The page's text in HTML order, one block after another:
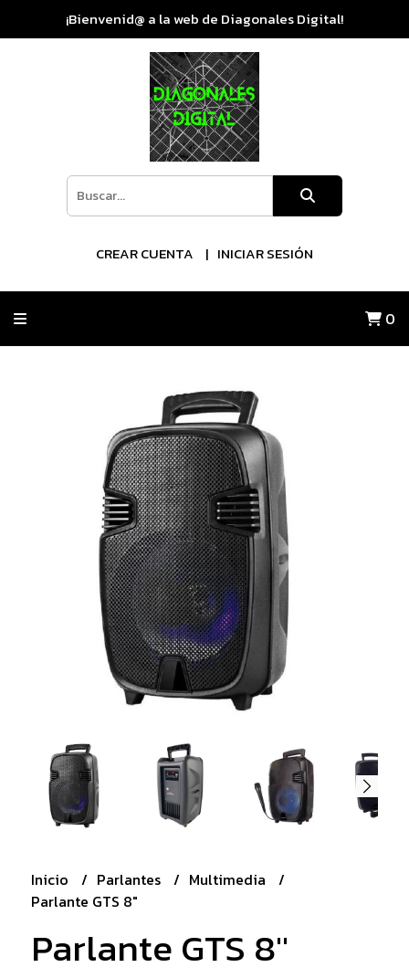
¡Bienvenid@ a la web de Diagonales Digital!
CREAR CUENTA INICIAR SESIÓN
0
Inicio Parlantes
Multimedia
Parlante GTS 8"
Parlante GTS 8"